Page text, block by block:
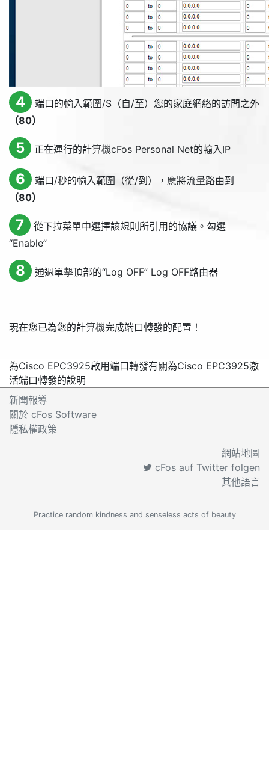
4
端口的輸入範圍/S（自/至）您的家庭網絡的訪問之外
（80）
5 正在運行的計算機cFos Personal Net的輸入IP
6
端口/秒的輸入範圍（從/到），應將流量路由到
（80）
7
從下拉菜單中選擇該規則所引用的協議。勾選
“Enable”
8 通過單擊頂部的“Log OFF” Log OFF路由器
現在您已為您的計算機完成端口轉發的配置！
為Cisco EPC3925啟用端口轉發有關為Cisco EPC3925激
活端口轉發的說明
新聞報導
關於 cFos Software
隱私權政策
網站地圖
cFos auf Twitter folgen
其他語言
Practice random kindness and senseless acts of beauty